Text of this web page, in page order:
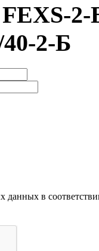
2-Б
данных в